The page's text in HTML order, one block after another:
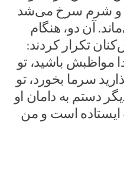
و شرم سرخ می‌شد
آن دو، هنگام
تکرار کردند:
مواظبش باشید، تو
سرما بخورد، تو
دستم به دامان او
است و من